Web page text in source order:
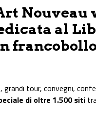
Nouveau
al
tour, convegni,
di oltre 1.500 siti